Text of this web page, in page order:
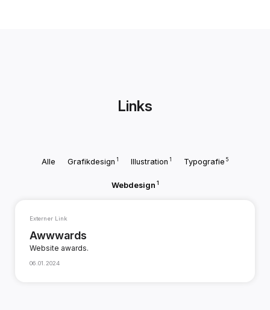
Links
Alle Grafikdesign 1 Illustration 1 Typografie 5
Webdesign 1
Externer Link
Awwwards
Website awards.
06.01.2024